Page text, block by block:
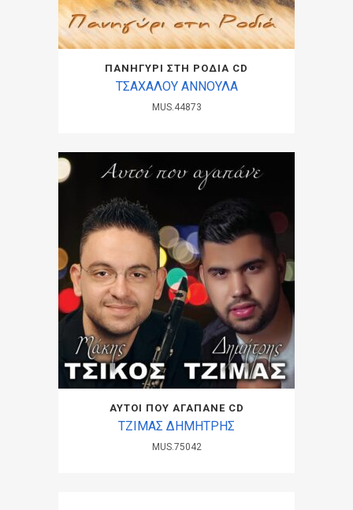
ΠΑΝΗΓΥΡΙ ΣΤΗ ΡΟΔΙΑ CD
ΤΣΑΧΑΛΟΥ ΑΝΝΟΥΛΑ
MUS.44873
ΑΥΤΟΙ ΠΟΥ ΑΓΑΠΑΝΕ CD
ΤΖΙΜΑΣ ΔΗΜΗΤΡΗΣ
MUS.75042